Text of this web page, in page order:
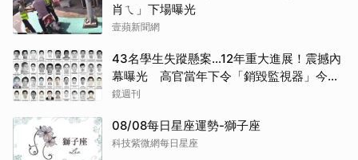
肖ㄟ」下場曝光
壹蘋新聞網
43名學生失蹤懸案...12年重大進展！震撼內
幕曝光 高官當年下令「銷毀監視器」今遭
逮
鏡週刊
08/08每日星座運勢-獅子座
科技紫微網每日星座